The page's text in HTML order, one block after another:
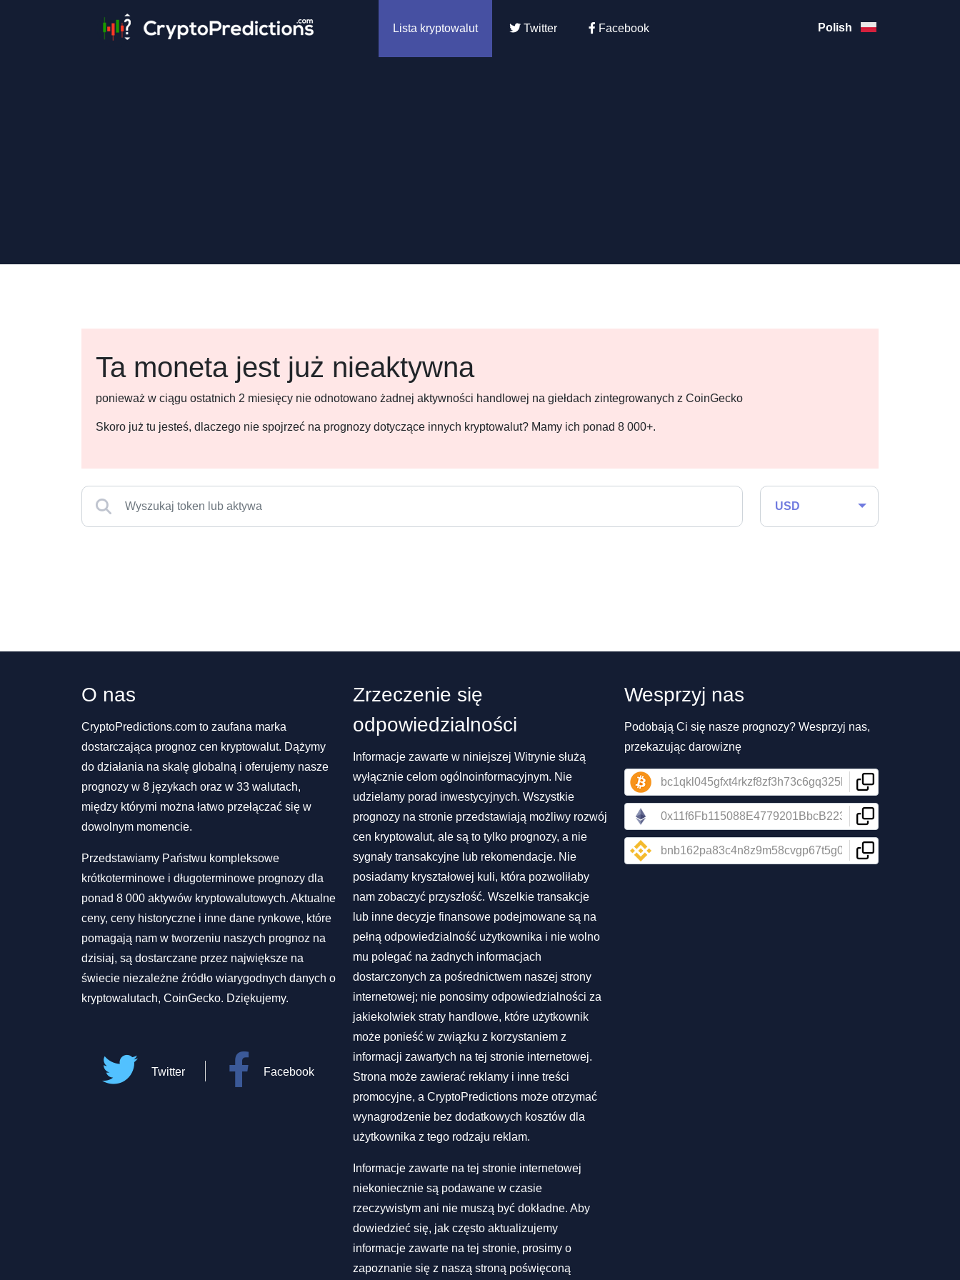
Lista kryptowalut Twitter Facebook Polish
Ta moneta jest już nieaktywna
ponieważ w ciągu ostatnich 2 miesięcy nie odnotowano żadnej aktywności handlowej na giełdach zintegrowanych z CoinGecko
Skoro już tu jesteś, dlaczego nie spojrzeć na prognozy dotyczące innych kryptowalut? Mamy ich ponad 8 000+.
USD
O nas
CryptoPredictions.com to zaufana marka
dostarczająca prognoz cen kryptowalut. Dążymy
do działania na skalę globalną i oferujemy nasze
prognozy w 8 językach oraz w 33 walutach,
między którymi można łatwo przełączać się w
dowolnym momencie.
Przedstawiamy Państwu kompleksowe
krótkoterminowe i długoterminowe prognozy dla
ponad 8 000 aktywów kryptowalutowych. Aktualne
ceny, ceny historyczne i inne dane rynkowe, które
pomagają nam w tworzeniu naszych prognoz na
dzisiaj, są dostarczane przez największe na
świecie niezależne źródło wiarygodnych danych o
kryptowalutach, CoinGecko. Dziękujemy.
Twitter Facebook
Zrzeczenie się
odpowiedzialności
Informacje zawarte w niniejszej Witrynie służą
wyłącznie celom ogólnoinformacyjnym. Nie
udzielamy porad inwestycyjnych. Wszystkie
prognozy na stronie przedstawiają możliwy rozwój
cen kryptowalut, ale są to tylko prognozy, a nie
sygnały transakcyjne lub rekomendacje. Nie
posiadamy kryształowej kuli, która pozwoliłaby
nam zobaczyć przyszłość. Wszelkie transakcje
lub inne decyzje finansowe podejmowane są na
pełną odpowiedzialność użytkownika i nie wolno
mu polegać na żadnych informacjach
dostarczonych za pośrednictwem naszej strony
internetowej; nie ponosimy odpowiedzialności za
jakiekolwiek straty handlowe, które użytkownik
może ponieść w związku z korzystaniem z
informacji zawartych na tej stronie internetowej.
Strona może zawierać reklamy i inne treści
promocyjne, a CryptoPredictions może otrzymać
wynagrodzenie bez dodatkowych kosztów dla
użytkownika z tego rodzaju reklam.
Informacje zawarte na tej stronie internetowej
niekoniecznie są podawane w czasie
rzeczywistym ani nie muszą być dokładne. Aby
dowiedzieć się, jak często aktualizujemy
informacje zawarte na tej stronie, prosimy o
zapoznanie się z naszą stroną poświęconą
Wesprzyj nas
Podobają Ci się nasze prognozy? Wesprzyj nas,
przekazując darowiznę